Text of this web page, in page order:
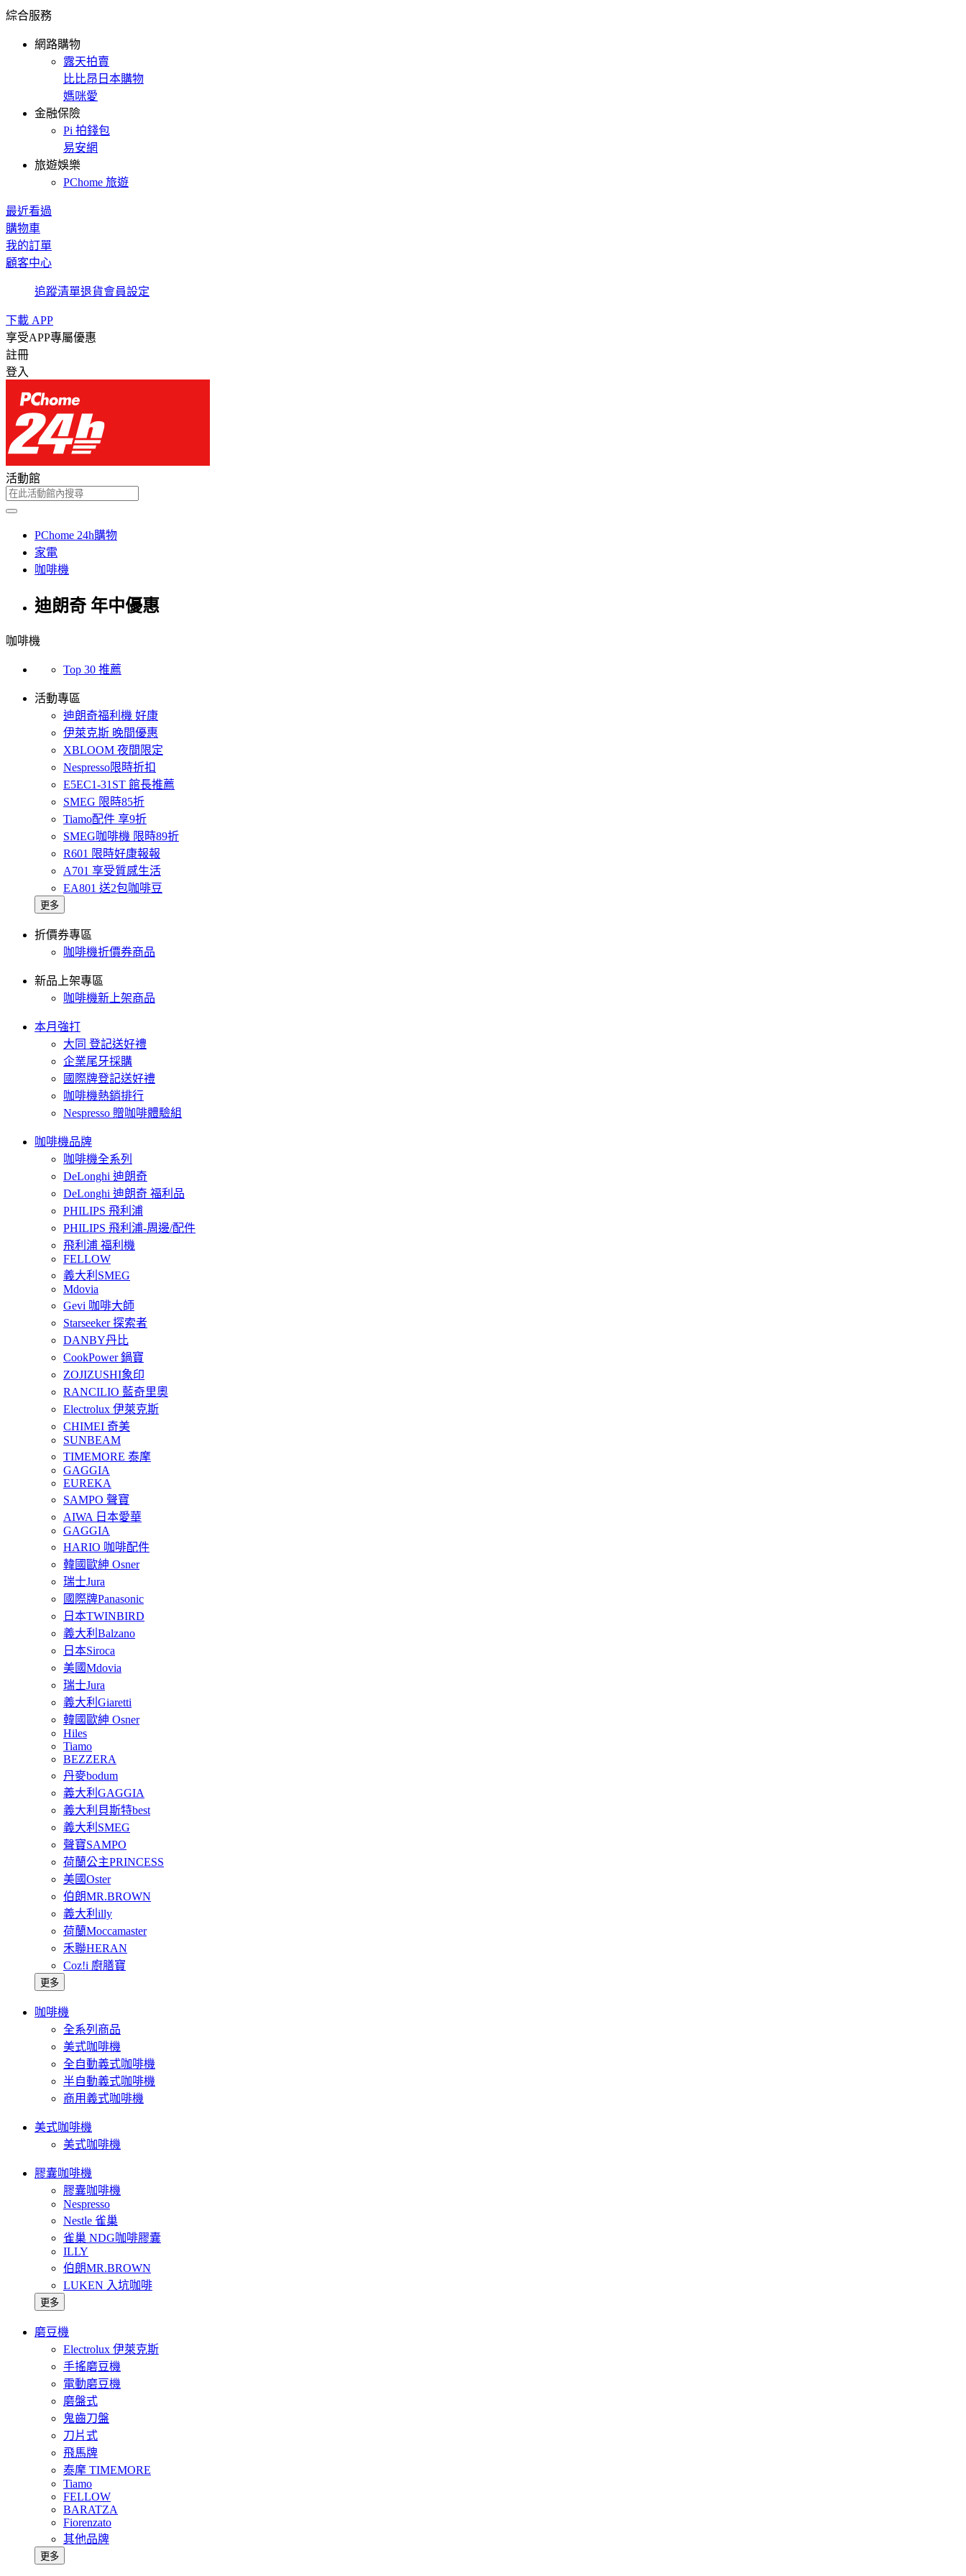
綜合服務
網路購物
露天拍賣
比比昂日本購物
媽咪愛
金融保險
Pi 拍錢包
易安網
旅遊娛樂
PChome 旅遊
最近看過
購物車
我的訂單
顧客中心
追蹤清單退貨會員設定
下載 APP
享受APP專屬優惠
註冊
登入
活動館
PChome 24h購物
家電
咖啡機
迪朗奇 年中優惠
咖啡機
Top 30 推薦
活動專區
迪朗奇福利機 好康
伊萊克斯 晚間優惠
XBLOOM 夜間限定
Nespresso限時折扣
E5EC1-31ST 館長推薦
SMEG 限時85折
Tiamo配件 享9折
SMEG咖啡機 限時89折
R601 限時好康報報
A701 享受質感生活
EA801 送2包咖啡豆
更多
折價券專區
咖啡機折價券商品
新品上架專區
咖啡機新上架商品
本月強打
大同 登記送好禮
企業尾牙採購
國際牌登記送好禮
咖啡機熱銷排行
Nespresso 贈咖啡體驗組
咖啡機品牌
咖啡機全系列
DeLonghi 迪朗奇
DeLonghi 迪朗奇 福利品
PHILIPS 飛利浦
PHILIPS 飛利浦-周邊/配件
飛利浦 福利機
FELLOW
義大利SMEG
Mdovia
Gevi 咖啡大師
Starseeker 探索者
DANBY丹比
CookPower 鍋寶
ZOJIZUSHI象印
RANCILIO 藍奇里奧
Electrolux 伊萊克斯
CHIMEI 奇美
SUNBEAM
TIMEMORE 泰摩
GAGGIA
EUREKA
SAMPO 聲寶
AIWA 日本愛華
GAGGIA
HARIO 咖啡配件
韓國歐紳 Osner
瑞士Jura
國際牌Panasonic
日本TWINBIRD
義大利Balzano
日本Siroca
美國Mdovia
瑞士Jura
義大利Giaretti
韓國歐紳 Osner
Hiles
Tiamo
BEZZERA
丹麥bodum
義大利GAGGIA
義大利貝斯特best
義大利SMEG
聲寶SAMPO
荷蘭公主PRINCESS
美國Oster
伯朗MR.BROWN
義大利illy
荷蘭Moccamaster
禾聯HERAN
Coz!i 廚膳寶
更多
咖啡機
全系列商品
美式咖啡機
全自動義式咖啡機
半自動義式咖啡機
商用義式咖啡機
美式咖啡機
美式咖啡機
膠囊咖啡機
膠囊咖啡機
Nespresso
Nestle 雀巢
雀巢 NDG咖啡膠囊
ILLY
伯朗MR.BROWN
LUKEN 入坑咖啡
更多
磨豆機
Electrolux 伊萊克斯
手搖磨豆機
電動磨豆機
磨盤式
鬼齒刀盤
刀片式
飛馬牌
泰摩 TIMEMORE
Tiamo
FELLOW
BARATZA
Fiorenzato
其他品牌
更多